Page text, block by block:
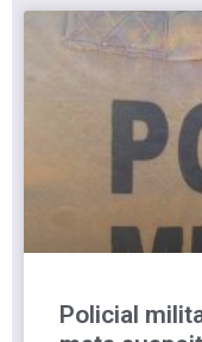
Policial